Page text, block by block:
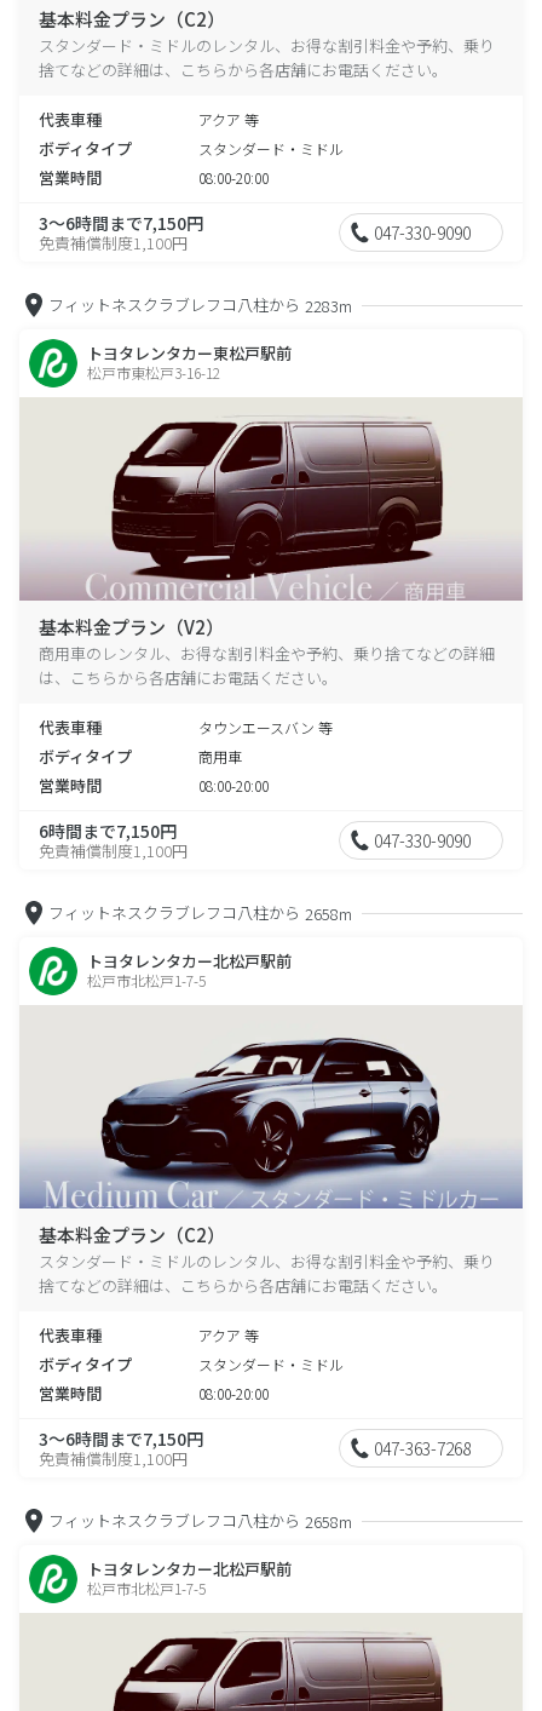
基本料金プラン（C2）
スタンダード・ミドルのレンタル、お得な割引料金や予約、乗り
捨てなどの詳細は、こちらから各店舗にお電話ください。
代表車種 アクア 等
ボディタイプ スタンダード・ミドル
営業時間 08:00-20:00
3～6時間まで7,150円
免責補償制度1,100円 047-330-9090
フィットネスクラブレフコ八柱から 2283m
トヨタレンタカー東松戸駅前
松戸市東松戸3-16-12
基本料金プラン（V2）
商用車のレンタル、お得な割引料金や予約、乗り捨てなどの詳細
は、こちらから各店舗にお電話ください。
代表車種 タウンエースバン 等
ボディタイプ 商用車
営業時間 08:00-20:00
6時間まで7,150円
免責補償制度1,100円 047-330-9090
フィットネスクラブレフコ八柱から 2658m
トヨタレンタカー北松戸駅前
松戸市北松戸1-7-5
基本料金プラン（C2）
スタンダード・ミドルのレンタル、お得な割引料金や予約、乗り
捨てなどの詳細は、こちらから各店舗にお電話ください。
代表車種 アクア 等
ボディタイプ スタンダード・ミドル
営業時間 08:00-20:00
3～6時間まで7,150円
免責補償制度1,100円 047-363-7268
フィットネスクラブレフコ八柱から 2658m
トヨタレンタカー北松戸駅前
松戸市北松戸1-7-5